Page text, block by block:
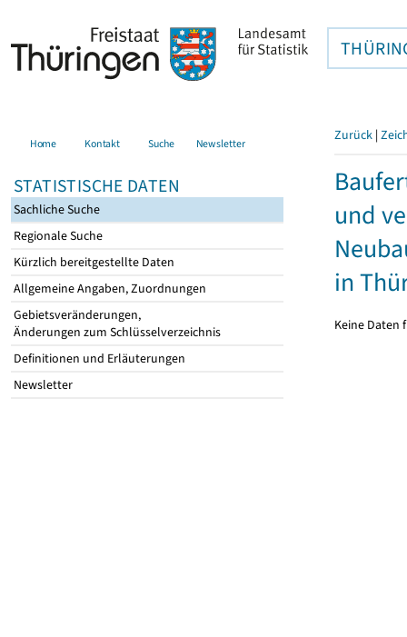
Home Kontakt Suche Newsletter
STATISTISCHE DATEN
Sachliche Suche
Regionale Suche
Kürzlich bereitgestellte Daten
Allgemeine Angaben, Zuordnungen
Gebietsveränderungen,
Änderungen zum Schlüsselverzeichnis
Definitionen und Erläuterungen
Newsletter
Zurück |
und
in
Keine Daten